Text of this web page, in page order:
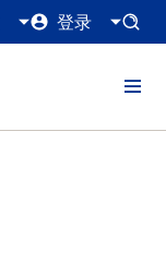
登录